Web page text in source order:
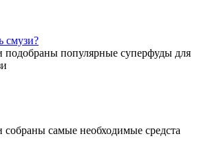
смузи?
подобраны популярные суперфуды для
самые необходимые средста